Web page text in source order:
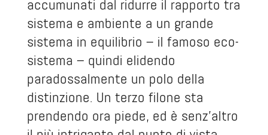
accumunati dal ridurre il rapporto tra
sistema e ambiente a un grande
sistema in equilibrio – il famoso eco-
sistema – quindi elidendo
paradossalmente un polo della
distinzione. Un terzo filone sta
prendendo ora piede, ed è senz’altro